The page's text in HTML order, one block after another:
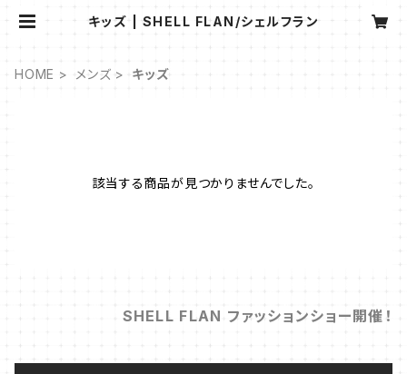
キッズ | SHELL FLAN/シェルフラン
HOME メンズ キッズ
該当する商品が見つかりませんでした。
SHELL FLAN ファッションショー開催！